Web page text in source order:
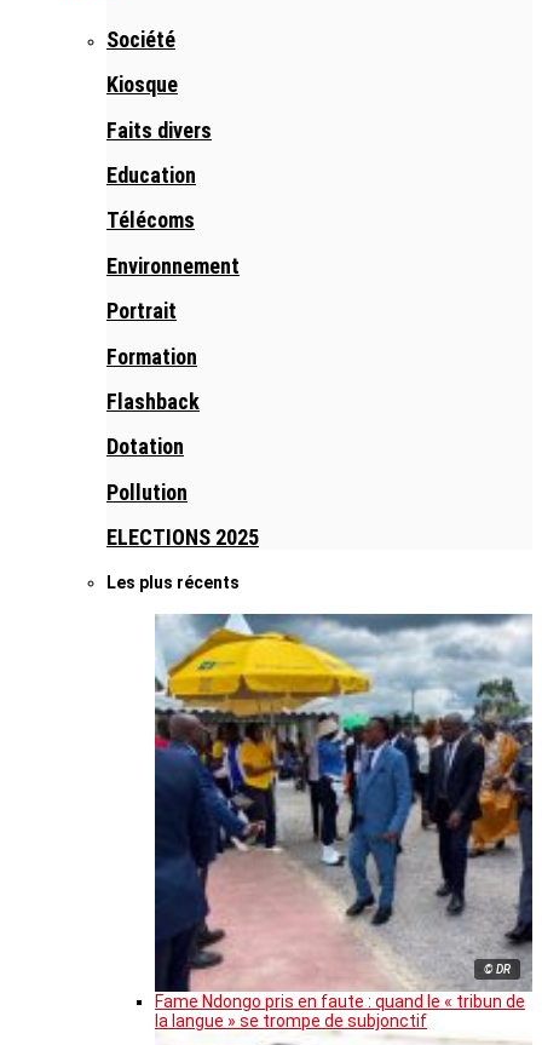
Société
Kiosque
Faits divers
Education
Télécoms
Environnement
Portrait
Formation
Flashback
Dotation
Pollution
ELECTIONS 2025
Les plus récents
© DR
Fame Ndongo pris en faute : quand le « tribun de
la langue » se trompe de subjonctif